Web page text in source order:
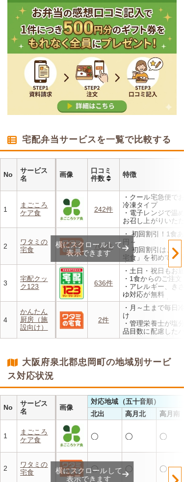
宅配弁当サービスを一覧で比較する
No
サービス
名
画像
口コミ
件数
特徴
1
まごころ
ケア食
242件
・クール宅急便で
冷凍タイプ
・電子レンジで温
お召し上がりいただ
・メニューの組み
理栄養士にお任せ
・定期は通常価格
んと20％OFF！
2
ワタミの
宅食
762件
・ 初回割引！1食あ
円～
・ 初回割引は、「
宅食」を初めて利用
方、または6か月以
お休みされている
なります。※「好
ず」「好い日の御
外
・香り、風味、食
るよう冷蔵でお届け
・日替わりの献立
らご利用可能
3
宅配クッ
ク123
636件
・土日・祝日もお届
・1食からのご注文
・アレルギー、き
ゆ対応が無料
・無料試食・安否
対応あり
4
かんたん
厨房（施
設向け）
2件
・月～土まで毎日
け
・管理栄養士が塩
品目数に配慮した
・自社工場で厳格
減を実現！温める
横にスクロールして
表示できます
大阪府泉北郡忠岡町の地域別サービ
ス対応状況
No
サービス
名
画像
対応地域（五十音順）
北出
高月北 高月南
1
まごころ
ケア食
◯ ◯ ◯
2
ワタミの
宅食
◯ ◯ ◯
横にスクロールして
表示できます